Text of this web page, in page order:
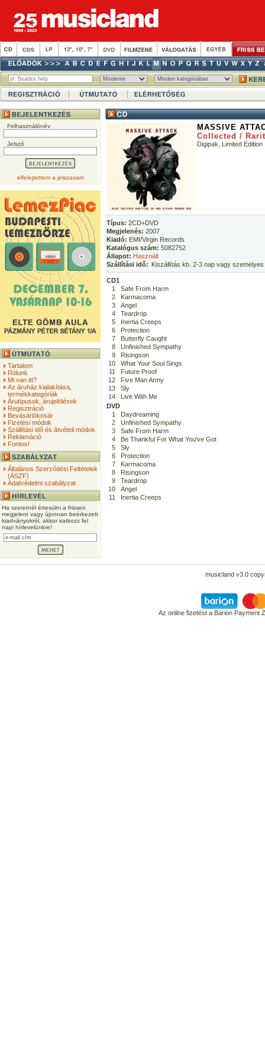
Felhasználónév
Jelszó
elfelejtettem a jelszavam
Tartalom
Rólunk
Mi van itt?
Az áruház kialakítása,
termékkategóriák
Árutípusok, árujelölések
Regisztráció
Bevásárlókosár
Fizetési módok
Szállítási idő és átvételi módok
Reklamáció
Fontos!
Általános Szerződési Feltételek
(ÁSZF)
Adatvédelmi szabályzat
Ha szeretnél értesülni a frissen
megjelent vagy újonnan beérkezett
kiadványokról, akkor iratkozz fel
napi hírlevelünkre!
MASSIVE
Collected /
Digipak, Limited Edition
Típus: 2CD+DVD
Megjelenés: 2007
Kiadó: EMI/Virgin Records
Katalógus szám: 5082752
Állapot: Használt
Szállítási idő: Kiszállítás kb. 2-3 nap vagy
CD1
1
Safe From Harm
2
Karmacoma
3
Angel
4
Teardrop
5
Inertia Creeps
6
Protection
7
Butterfly Caught
8
Unfinished Sympathy
9
Risingson
10
What Your Soul Sings
11
Future Proof
12
Five Man Army
13
Sly
14
Live With Me
DVD
1
Daydreaming
2
Unfinished Sympathy
3
Safe From Harm
4
Be Thankful For What You've Got
5
Sly
6
Protection
7
Karmacoma
8
Risingson
9
Teardrop
10
Angel
11
Inertia Creeps
musicland v3.0
Az online fizetést a Barion Payment